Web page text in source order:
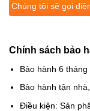
Chúng tôi sẽ gọi
Chính sách bảo
Bảo hành 6
Bảo hành tận
Điều kiện: Sản